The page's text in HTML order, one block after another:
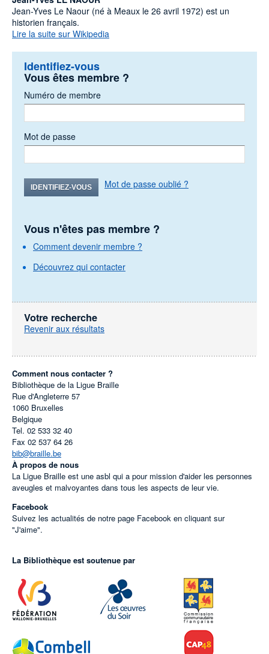
Jean-Yves Le Naour (né à Meaux le 26 avril 1972) est un
historien français.
Lire la suite sur Wikipedia
Identifiez-vous
Vous êtes membre ?
Numéro de membre
Mot de passe
IDENTIFIEZ-VOUS Mot de passe oublié ?
Vous n'êtes pas membre ?
Comment devenir membre ?
Découvrez qui contacter
Votre recherche
Revenir aux résultats
Comment nous contacter ?
Bibliothèque de la Ligue Braille
Rue d'Angleterre 57
1060 Bruxelles
Belgique
Tel. 02 533 32 40
Fax 02 537 64 26
bib@braille.be
À propos de nous
La Ligue Braille est une asbl qui a pour mission d'aider les personnes
aveugles et malvoyantes dans tous les aspects de leur vie.
Facebook
Suivez les actualités de notre page Facebook en cliquant sur
"J'aime".
La Bibliothèque est soutenue par